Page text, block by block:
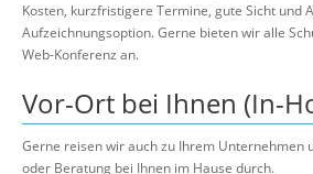
Kosten, kurzfristigere Termine, gute Sicht und
Aufzeichnungsoption. Gerne bieten wir alle
Web-Konferenz an.
Vor-Ort bei Ihnen (In-
Gerne reisen wir auch zu Ihrem Unternehmen
oder Beratung bei Ihnen im Hause durch.